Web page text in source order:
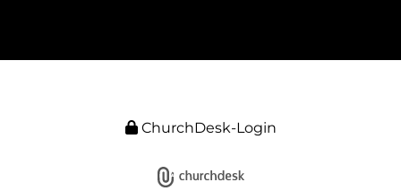
ChurchDesk-Login